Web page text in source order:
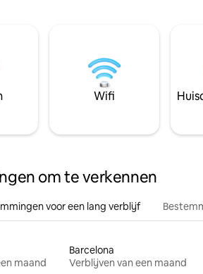
Wifi
om te verkennen
voor een lang verblijf
maand
Barcelona
Verblijven van een maand